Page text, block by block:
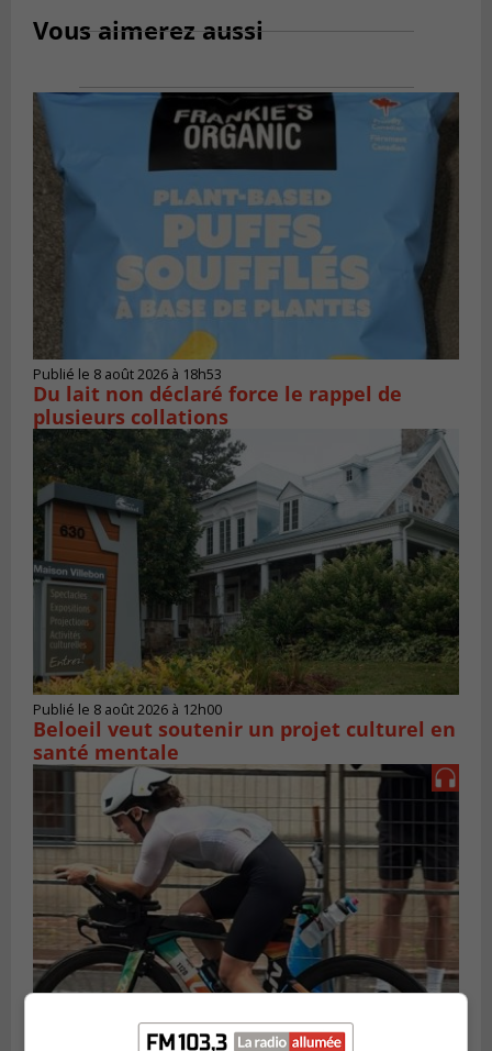
Vous aimerez aussi
Publié le 8 août 2026 à 18h53
Du lait non déclaré force le rappel de
plusieurs collations
Publié le 8 août 2026 à 12h00
Beloeil veut soutenir un projet culturel en
santé mentale